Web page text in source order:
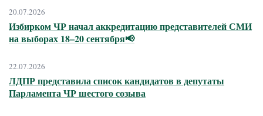
20.07.2026
Избирком ЧР начал аккредитацию представителей СМИ
на выборах 18–20 сентября📢
22.07.2026
ЛДПР представила список кандидатов в депутаты
Парламента ЧР шестого созыва